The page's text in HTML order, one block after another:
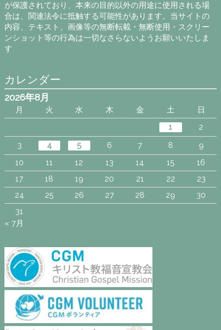
が保護されており、本来の目的以外の用途に使用される場
合は、関連法令に抵触する可能性があります。当サイトの
内容、テキスト、画像等の無断転載・無断使用・スクリー
ンショット等の行為は一切なさらないようお願いいたしま
す
カレンダー
2026年8月
月 火 水 木 金 土
日
1
2
3
4 5 6 7 8
9
10
11 12 13 14 15
16
17
18 19 20 21 22
23
24
25 26 27 28 29
30
31
« 7月